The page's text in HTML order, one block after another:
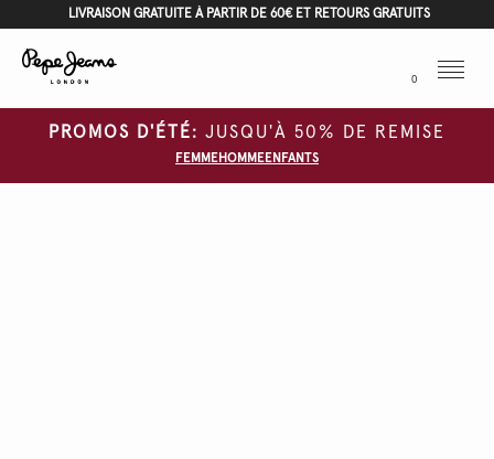
LIVRAISON GRATUITE À PARTIR DE 60€ ET RETOURS GRATUITS
0
Menu
PROMOS D'ÉTÉ: JUSQU'À 50% DE REMISE
FEMMEHOMMEENFANTS